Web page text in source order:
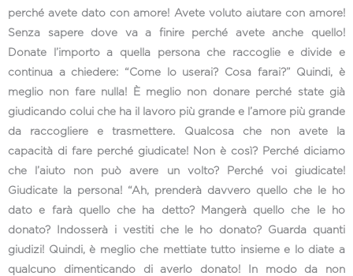
perché avete dato con amore! Avete voluto aiutare con amore!
Senza sapere dove va a finire perché avete anche quello!
Donate l’importo a quella persona che raccoglie e divide e
continua a chiedere: “Come lo userai? Cosa farai?” Quindi, è
meglio non fare nulla! È meglio non donare perché state già
giudicando colui che ha il lavoro più grande e l’amore più grande
da raccogliere e trasmettere. Qualcosa che non avete la
capacità di fare perché giudicate! Non è così? Perché diciamo
che l’aiuto non può avere un volto? Perché voi giudicate!
Giudicate la persona! “Ah, prenderà davvero quello che le ho
dato e farà quello che ha detto? Mangerà quello che le ho
donato? Indosserà i vestiti che le ho donato? Guarda quanti
giudizi! Quindi, è meglio che mettiate tutto insieme e lo diate a
qualcuno dimenticando di averlo donato! In modo da non